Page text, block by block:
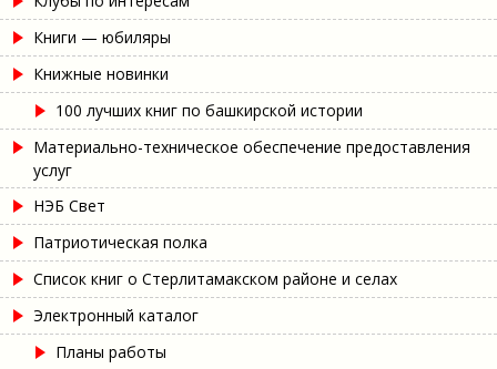
Книги — юбиляры
Книжные новинки
100 лучших книг по башкирской истории
Материально-техническое обеспечение предоставления
услуг
НЭБ Свет
Патриотическая полка
Список книг о Стерлитамакском районе и селах
Электронный каталог
Планы работы